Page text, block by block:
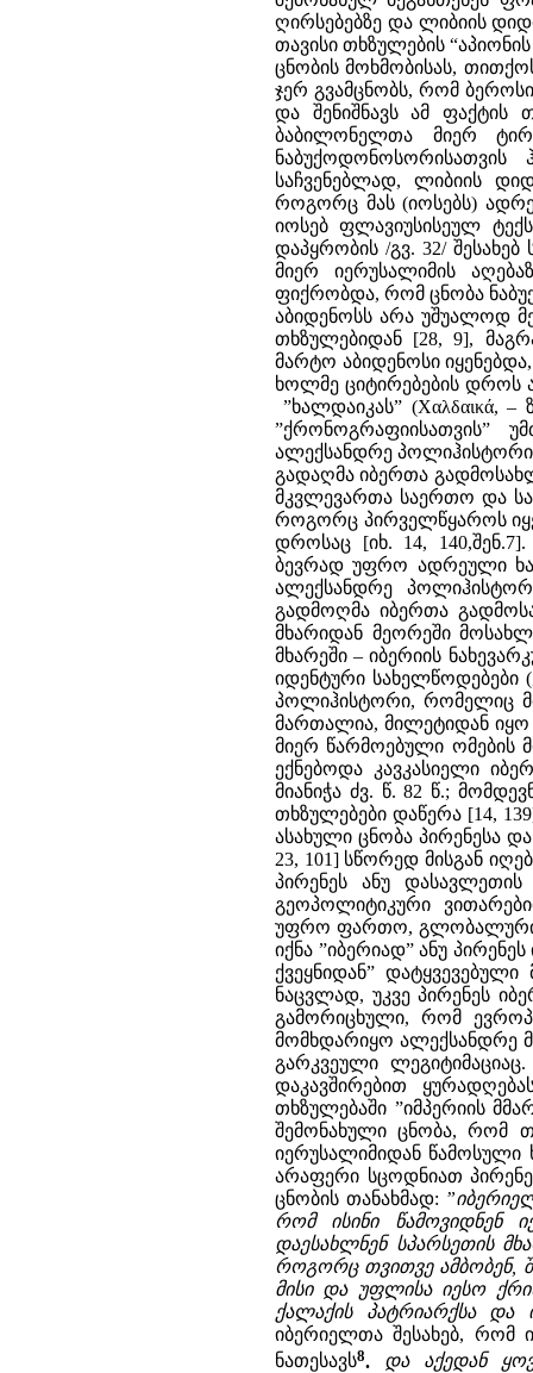
ღირსებებზე და ლიბიის
თავისი თხზულების
ცნობის მოხმობისას,
ჯერ გვამცნობს, რომ
და შენიშნავს ამ ფაქტის
ბაბილონელთა მიერ
საჩვენებლად, ლიბიის
როგორც მას (იოსებს)
იოსებ ფლავიუსისეულ
დაპყრობის /გვ. 32/
მიერ იერუსალიმის
ფიქრობდა, რომ ცნობა
აბიდენოსს არა უშუალოდ
თხზულებიდან [28, 9],
მარტო აბიდენოსი
ხოლმე ციტირებების დროს
”ხალდაიკას” (Χαλδαικά,
”ქრონოგრაფიისათვის”
ალექსანდრე
გადაღმა იბერთა
მკვლევართა საერთო და
როგორც პირველწყაროს
დროსაც [იხ. 14,
ბევრად უფრო ადრეული
ალექსანდრე
გადმოღმა იბერთა
მხარიდან მეორეში
მხარეში – იბერიის
იდენტური სახელწოდებები
პოლიჰისტორი, რომელიც
მართალია, მილეტიდან
მიერ წარმოებული ომების
ექნებოდა კავკასიელი
მიანიჭა ძვ. წ. 82 წ.;
თხზულებები დაწერა [14,
ასახული ცნობა პირენესა
23, 101] სწორედ მისგან
პირენეს ანუ
გეოპოლიტიკური
უფრო ფართო, გლობალური
იქნა ”იბერიად” ანუ
ქვეყნიდან”
ნაცვლად, უკვე პირენეს
გამორიცხული, რომ
მომხდარიყო ალექსანდრე
გარკვეული
დაკავშირებით
თხზულებაში ”იმპერიის
შემონახული ცნობა, რომ
იერუსალიმიდან წამოსული
არაფერი სცოდნიათ
ცნობის თანახმად:
რომ ისინი წამოვიდნენ
დაესახლნენ სპარსეთის
როგორც თვითვე ამბობენ,
მისი და უფლისა იესო
ქალაქის პატრიარქსა და
იბერიელთა შესახებ, რომ
ნათესავს8. და აქედან